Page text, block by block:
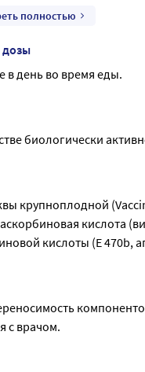
полностью
дозы
в день во время еды.
биологически
крупноплодной
кислота
кислоты (Е 470b,
с врачом.